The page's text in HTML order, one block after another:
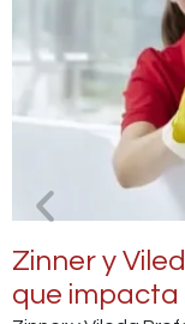
La primera
mantener el